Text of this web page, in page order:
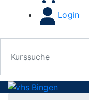
Login